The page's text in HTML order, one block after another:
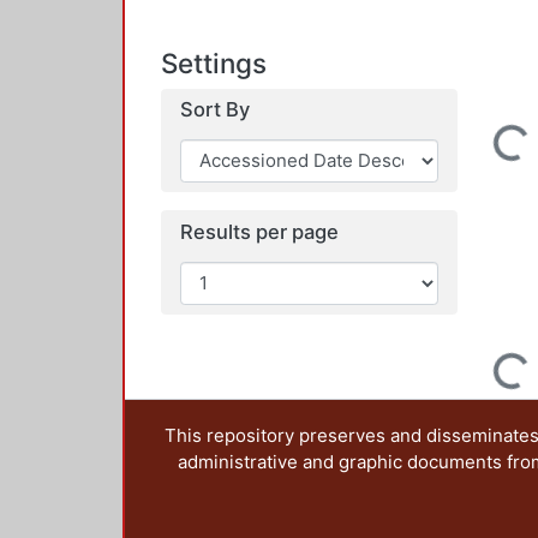
Settings
Sort By
Results per page
Loading...
Loading...
This repository preserves and
administrative and graphic documents